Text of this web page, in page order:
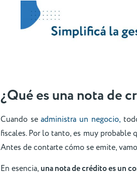
¿Qué es una nota de
Cuando seadministra un negocio,
fiscales. Por lo tanto, es muy probable
Antes de contarte cómo se emite,
En esencia,una nota de crédito es un